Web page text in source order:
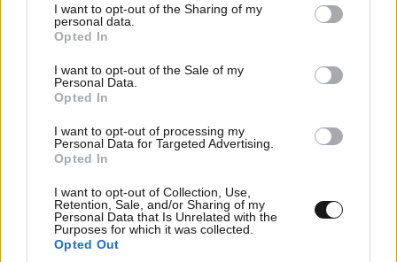
not limited to your visit or usage behaviour. You may click to
grant or deny consent to Google and its third-party tags to
use your data for below specified purposes in below Google
consent section.
I want to opt-out of the Sharing of my
personal data.
Opted In
I want to opt-out of the Sale of my
Personal Data.
Opted In
I want to opt-out of processing my
Personal Data for Targeted Advertising.
Opted In
I want to opt-out of Collection, Use,
Retention, Sale, and/or Sharing of my
Personal Data that Is Unrelated with the
Purposes for which it was collected.
Opted Out
ΑΘΛΗΤΙΚΑ 07·08·2026 15:45
Η οργή για Γουόκαπ, το μέλλον του Ιωαννίδη
και τα χαμόγελα στην ΑΕΚ βλέποντας τους
ανταγωνιστές